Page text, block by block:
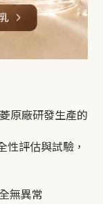
原廠研發生產的
評估與試驗，
無異常